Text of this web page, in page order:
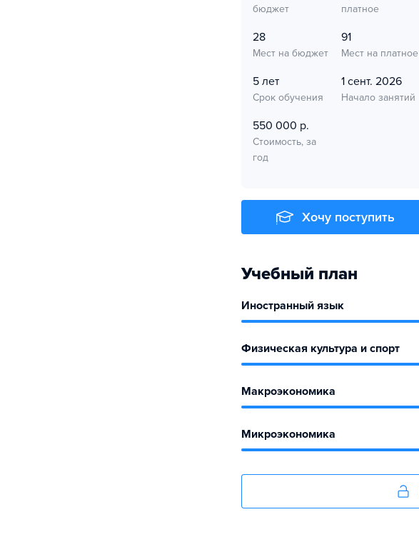
бюджет
платное
28
Мест на бюджет
91
Мест на платное
5 лет
Срок обучения
1 сент. 2026
Начало занятий
550 000 р.
Стоимость, за
год
Хочу поступить
Учебный план
Иностранный язык
Физическая культура и спорт
Макроэкономика
Микроэкономика